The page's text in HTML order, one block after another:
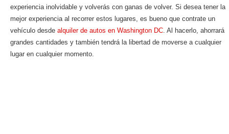
experiencia inolvidable y volverás con ganas de volver. Si desea tener la
mejor experiencia al recorrer estos lugares, es bueno que contrate un
vehículo desde alquiler de autos en Washington DC . Al hacerlo, ahorrará
grandes cantidades y también tendrá la libertad de moverse a cualquier
lugar en cualquier momento.